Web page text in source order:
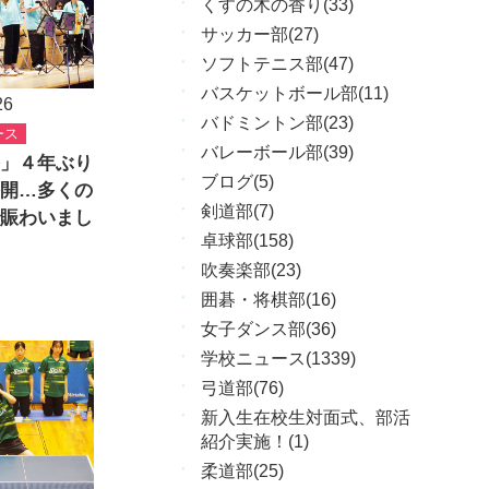
ス
４年ぶり
…多くの
わいまし
くすの木の香り(33)
サッカー部(27)
ソフトテニス部(47)
バスケットボール部(11)
バドミントン部(23)
バレーボール部(39)
ブログ(5)
剣道部(7)
卓球部(158)
吹奏楽部(23)
囲碁・将棋部(16)
女子ダンス部(36)
学校ニュース(1339)
弓道部(76)
新入生在校生対面式、部活
紹介実施！(1)
柔道部(25)